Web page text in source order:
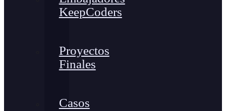
KeepCoders
Proyectos
Finales
Casos